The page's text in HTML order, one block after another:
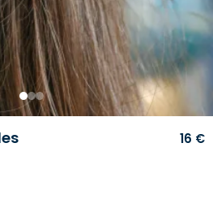
1 23
16 €